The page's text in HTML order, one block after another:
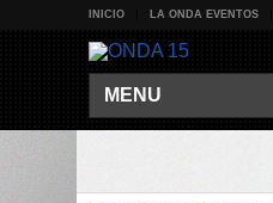
INICIO LA ONDA EVENTOS
MENU